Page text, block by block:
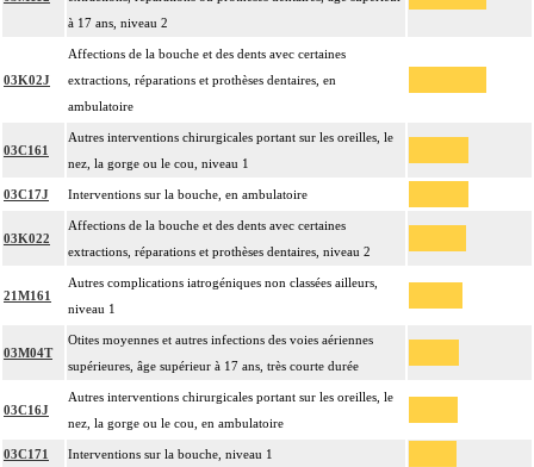
à 17 ans, niveau 2
03K02J
Affections de la bouche et des dents avec certaines
extractions, réparations et prothèses dentaires, en
ambulatoire
03C161
Autres interventions chirurgicales portant sur les oreilles, le
nez, la gorge ou le cou, niveau 1
03C17J Interventions sur la bouche, en ambulatoire
03K022
Affections de la bouche et des dents avec certaines
extractions, réparations et prothèses dentaires, niveau 2
21M161
Autres complications iatrogéniques non classées ailleurs,
niveau 1
03M04T
Otites moyennes et autres infections des voies aériennes
supérieures, âge supérieur à 17 ans, très courte durée
03C16J
Autres interventions chirurgicales portant sur les oreilles, le
nez, la gorge ou le cou, en ambulatoire
03C171 Interventions sur la bouche, niveau 1